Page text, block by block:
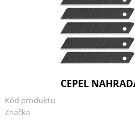
CEPEL
Značka
Kód produktu